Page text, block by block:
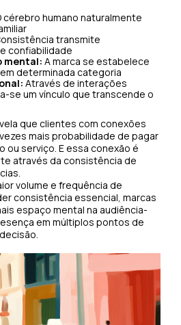
cérebro humano naturalmente
transmite
confiabilidade
mental: A marca se estabelece
determinada categoria
Através de interações
se um vínculo que transcende o
que clientes com conexões
mais probabilidade de pagar
ou serviço. E essa conexão é
através da consistência de
volume e frequência de
consistência essencial, marcas
espaço mental na audiência-
em múltiplos pontos de